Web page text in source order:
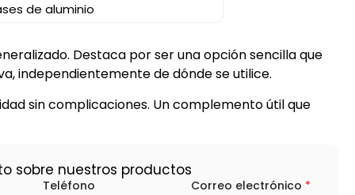
de aluminio
Destaca por ser una opción sencilla que
independientemente de dónde se utilice.
sin complicaciones. Un complemento útil que
sobre nuestros productos
Teléfono Correo electrónico *